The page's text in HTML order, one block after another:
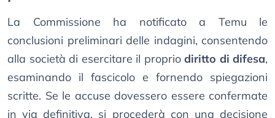
La Commissione ha notificato a Temu le
conclusioni preliminari delle indagini, consentendo
alla società di esercitare il proprio diritto di difesa,
esaminando il fascicolo e fornendo spiegazioni
scritte. Se le accuse dovessero essere confermate
in via definitiva, si procederà con una decisione